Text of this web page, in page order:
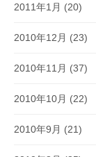
2011年1月 (20)
2010年12月 (23)
2010年11月 (37)
2010年10月 (22)
2010年9月 (21)